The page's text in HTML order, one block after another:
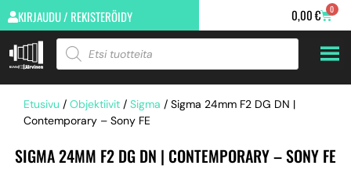
KIRJAUDU / REKISTERÖIDY 0,00€ 0
Etusivu / Objektiivit / Sigma / Sigma 24mm F2 DG DN |
Contemporary – Sony FE
SIGMA 24MM F2 DG DN | CONTEMPORARY – SONY FE